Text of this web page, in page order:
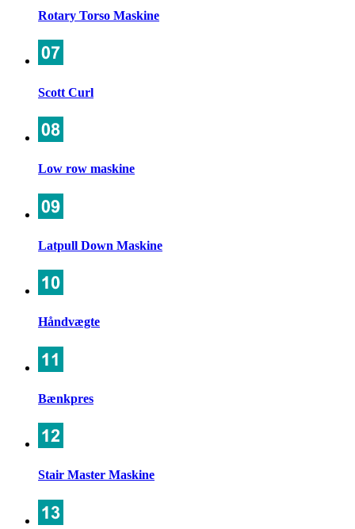
Rotary Torso Maskine
Scott Curl
Low row maskine
Latpull Down Maskine
Håndvægte
Bænkpres
Stair Master Maskine